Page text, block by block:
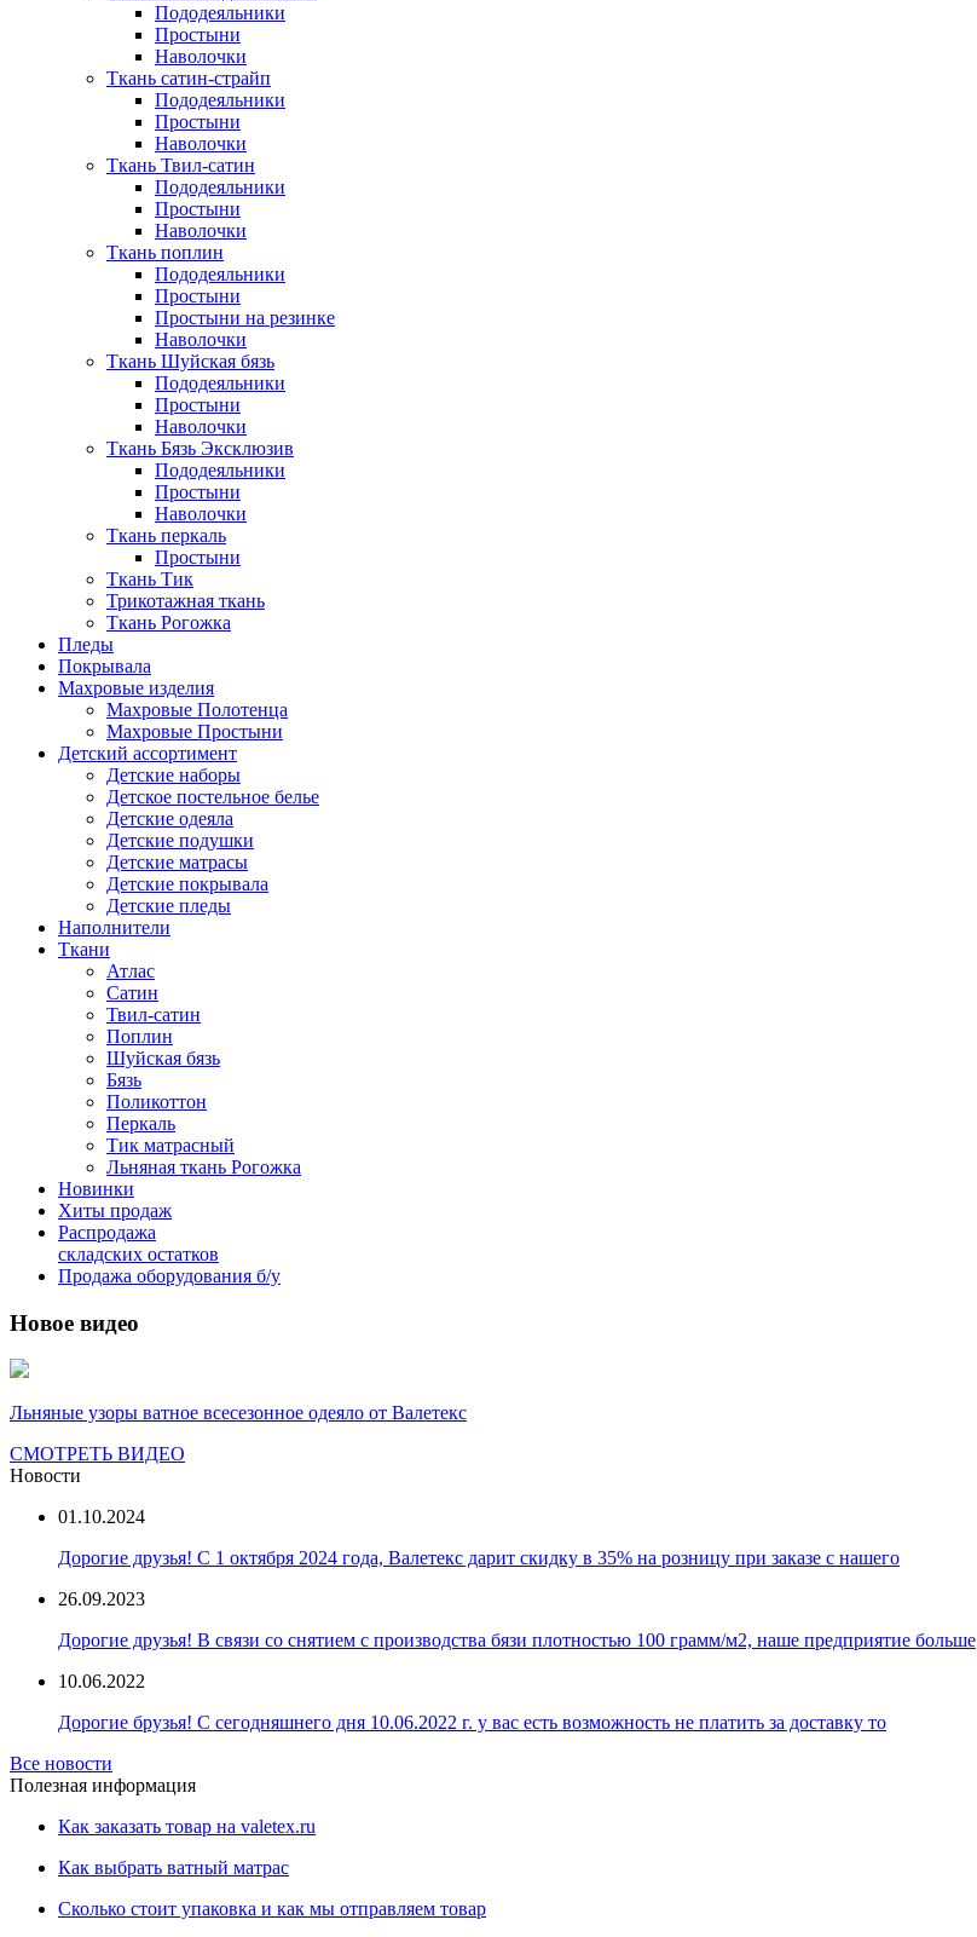
Пододеяльники
Простыни
Наволочки
Ткань сатин-страйп
Пододеяльники
Простыни
Наволочки
Ткань Твил-сатин
Пододеяльники
Простыни
Наволочки
Ткань поплин
Пододеяльники
Простыни
Простыни на резинке
Наволочки
Ткань Шуйская бязь
Пододеяльники
Простыни
Наволочки
Ткань Бязь Эксклюзив
Пододеяльники
Простыни
Наволочки
Ткань перкаль
Простыни
Ткань Тик
Трикотажная ткань
Ткань Рогожка
Пледы
Покрывала
Махровые изделия
Махровые Полотенца
Махровые Простыни
Детский ассортимент
Детские наборы
Детское постельное белье
Детские одеяла
Детские подушки
Детские матрасы
Детские покрывала
Детские пледы
Наполнители
Ткани
Атлас
Сатин
Твил-сатин
Поплин
Шуйская бязь
Бязь
Поликоттон
Перкаль
Тик матрасный
Льняная ткань Рогожка
Новинки
Хиты продаж
Распродажа
складских остатков
Продажа оборудования б/у
Новое видео
Льняные узоры ватное всесезонное одеяло от Валетекс
СМОТРЕТЬ ВИДЕО
Новости
01.10.2024
Дорогие друзья! С 1 октября 2024 года, Валетекс дарит скидку в 35% на розницу при заказе с нашего
26.09.2023
Дорогие друзья! В связи со снятием с производства бязи плотностью 100 грамм/м2, наше предприятие больше
10.06.2022
Дорогие брузья! С сегодняшнего дня 10.06.2022 г. у вас есть возможность не платить за доставку то
Все новости
Полезная информация
Как заказать товар на valetex.ru
Как выбрать ватный матрас
Сколько стоит упаковка и как мы отправляем товар